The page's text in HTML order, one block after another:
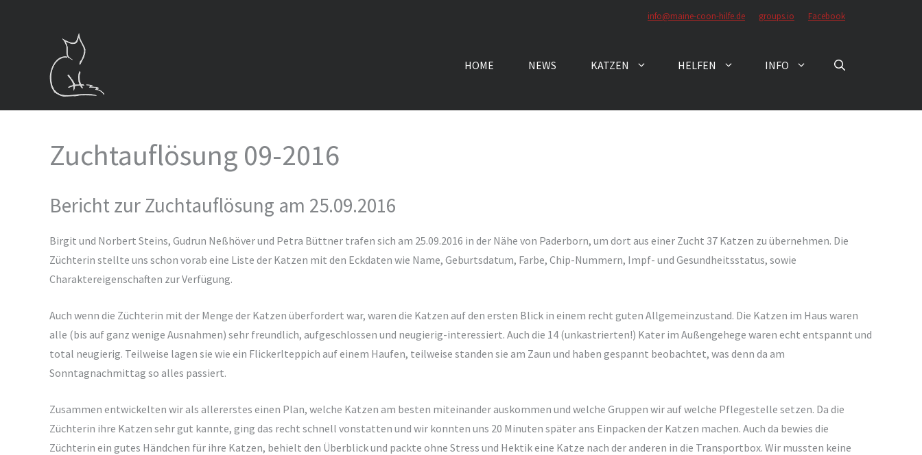
info@maine-coon-hilfe.de groups.io Facebook
HOME NEWS KATZEN HELFEN INFO
Zuchtauflösung 09-2016
Bericht zur Zuchtauflösung am 25.09.2016
Birgit und Norbert Steins, Gudrun Neßhöver und Petra Büttner trafen sich am 25.09.2016 in der Nähe von Paderborn, um dort aus einer Zucht 37 Katzen zu übernehmen. Die
Züchterin stellte uns schon vorab eine Liste der Katzen mit den Eckdaten wie Name, Geburtsdatum, Farbe, Chip-Nummern, Impf- und Gesundheitsstatus, sowie
Charaktereigenschaften zur Verfügung.
Auch wenn die Züchterin mit der Menge der Katzen überfordert war, waren die Katzen auf den ersten Blick in einem recht guten Allgemeinzustand. Die Katzen im Haus waren
alle (bis auf ganz wenige Ausnahmen) sehr freundlich, aufgeschlossen und neugierig-interessiert. Auch die 14 (unkastrierten!) Kater im Außengehege waren echt entspannt und
total neugierig. Teilweise lagen sie wie ein Flickerlteppich auf einem Haufen, teilweise standen sie am Zaun und haben gespannt beobachtet, was denn da am
Sonntagnachmittag so alles passiert.
Zusammen entwickelten wir als allererstes einen Plan, welche Katzen am besten miteinander auskommen und welche Gruppen wir auf welche Pflegestelle setzen. Da die
Züchterin ihre Katzen sehr gut kannte, ging das recht schnell vonstatten und wir konnten uns 20 Minuten später ans Einpacken der Katzen machen. Auch da bewies die
Züchterin ein gutes Händchen für ihre Katzen, behielt den Überblick und packte ohne Stress und Hektik eine Katze nach der anderen in die Transportbox. Wir mussten keine